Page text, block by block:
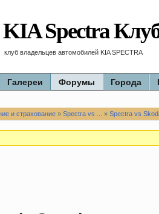
KIA Spectra
клуб владельцев автомобилей KIA SPECTRA
Галереи Форумы Города
и страхование» Spectra vs ... » Spectra vs